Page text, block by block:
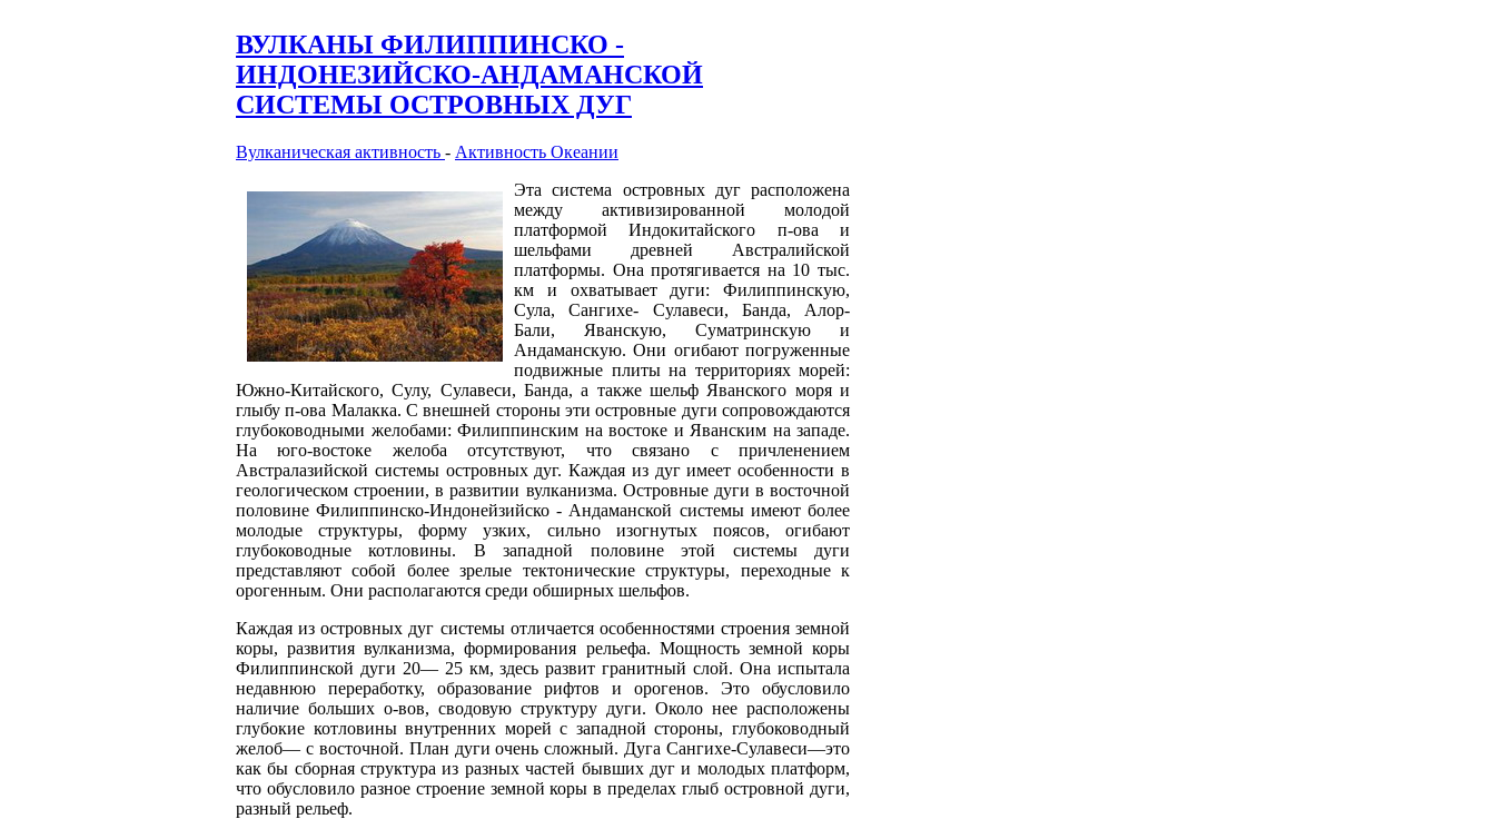
ВУЛКАНЫ ФИЛИППИНСКО -
ИНДОНЕЗИЙСКО-АНДАМАНСКОЙ
СИСТЕМЫ ОСТРОВНЫХ ДУГ
Вулканическая активность - Активность Океании
Эта система островных дуг расположена
между активизированной молодой
платформой Индокитайского п-ова и
шельфами древней Австралийской
платформы. Она протягивается на 10 тыс.
км и охватывает дуги: Филиппинскую,
Сула, Сангихе- Сулавеси, Банда, Алор-
Бали, Яванскую, Суматринскую и
Андаманскую. Они огибают погруженные
подвижные плиты на территориях морей:
Южно-Китайского, Сулу, Сулавеси, Банда, а также шельф Яванского моря и
глыбу п-ова Малакка. С внешней стороны эти островные дуги сопровождаются
глубоководными желобами: Филиппинским на востоке и Яванским на западе.
На юго-востоке желоба отсутствуют, что связано с причленением
Австралазийской системы островных дуг. Каждая из дуг имеет особенности в
геологическом строении, в развитии вулканизма. Островные дуги в восточной
половине Филиппинско-Индонейзийско - Андаманской системы имеют более
молодые структуры, форму узких, сильно изогнутых поясов, огибают
глубоководные котловины. В западной половине этой системы дуги
представляют собой более зрелые тектонические структуры, переходные к
орогенным. Они располагаются среди обширных шельфов.
Каждая из островных дуг системы отличается особенностями строения земной
коры, развития вулканизма, формирования рельефа. Мощность земной коры
Филиппинской дуги 20— 25 км, здесь развит гранитный слой. Она испытала
недавнюю переработку, образование рифтов и орогенов. Это обусловило
наличие больших о-вов, сводовую структуру дуги. Около нее расположены
глубокие котловины внутренних морей с западной стороны, глубоководный
желоб— с восточной. План дуги очень сложный. Дуга Сангихе-Сулавеси—это
как бы сборная структура из разных частей бывших дуг и молодых платформ,
что обусловило разное строение земной коры в пределах глыб островной дуги,
разный рельеф.